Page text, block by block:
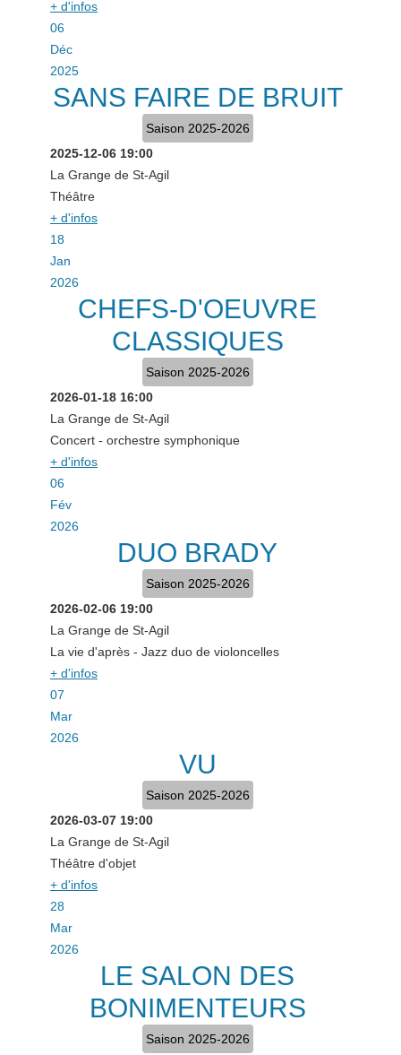
+ d'infos
06
Déc
2025
SANS FAIRE DE BRUIT
Saison 2025-2026
2025-12-06 19:00
La Grange de St-Agil
Théâtre
+ d'infos
18
Jan
2026
CHEFS-D'OEUVRE
CLASSIQUES
Saison 2025-2026
2026-01-18 16:00
La Grange de St-Agil
Concert - orchestre symphonique
+ d'infos
06
Fév
2026
DUO BRADY
Saison 2025-2026
2026-02-06 19:00
La Grange de St-Agil
La vie d'après - Jazz duo de violoncelles
+ d'infos
07
Mar
2026
VU
Saison 2025-2026
2026-03-07 19:00
La Grange de St-Agil
Théâtre d'objet
+ d'infos
28
Mar
2026
LE SALON DES
BONIMENTEURS
Saison 2025-2026